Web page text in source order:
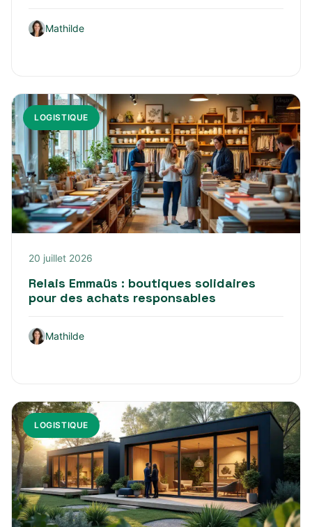
Mathilde
LOGISTIQUE
20 juillet 2026
Relais Emmaüs : boutiques solidaires
pour des achats responsables
Mathilde
LOGISTIQUE